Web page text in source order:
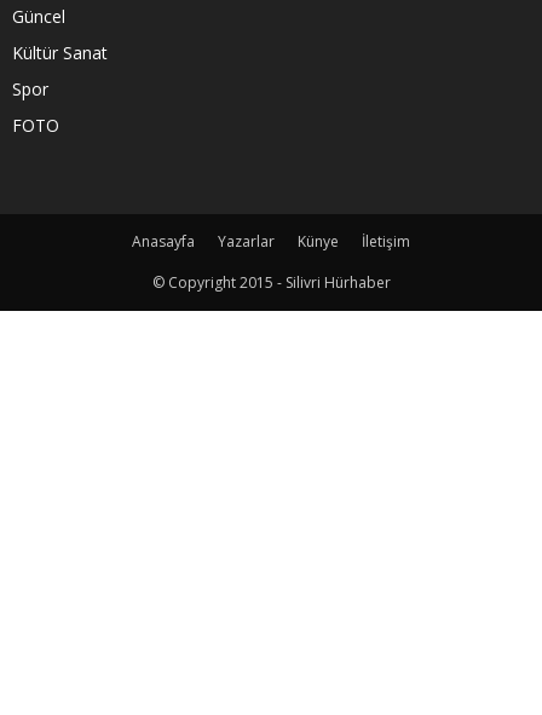
Güncel
Kültür Sanat
Spor
FOTO
Anasayfa Yazarlar Künye
İletişim
© Copyright 2015 - Silivri Hürhaber